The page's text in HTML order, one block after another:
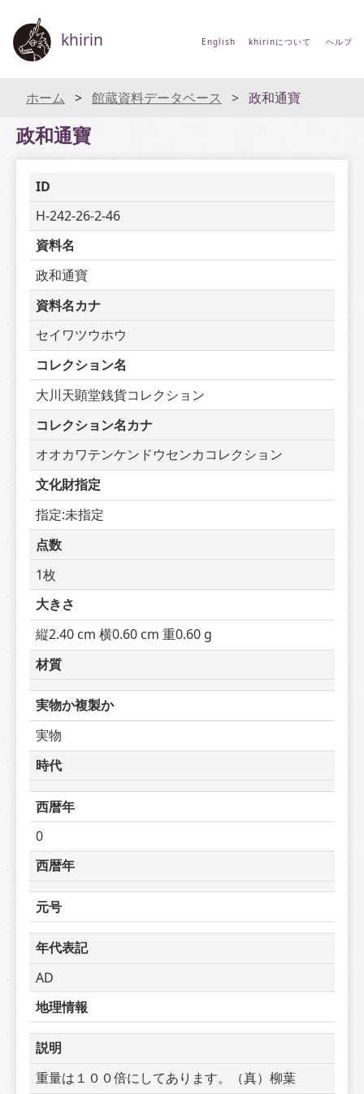
khirin English khirinについて ヘルプ
ホーム 館蔵資料データベース 政和通寶
政和通寶
ID
H-242-26-2-46
資料名
政和通寶
資料名カナ
セイワツウホウ
コレクション名
大川天顕堂銭貨コレクション
コレクション名カナ
オオカワテンケンドウセンカコレクション
文化財指定
指定:未指定
点数
1枚
大きさ
縦2.40 cm 横0.60 cm 重0.60 g
材質
実物か複製か
実物
時代
西暦年
0
西暦年
元号
年代表記
AD
地理情報
説明
重量は１００倍にしてあります。（真）柳葉